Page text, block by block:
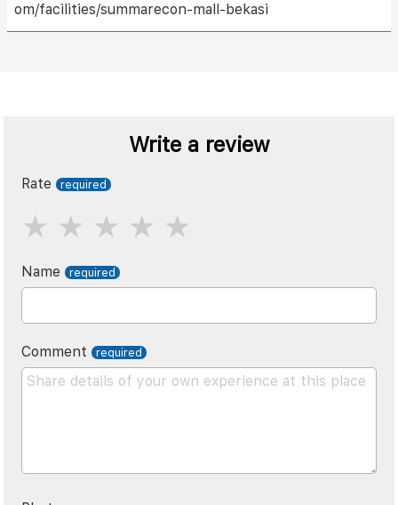
om/facilities/summarecon-mall-bekasi
Write a review
Rate
Name
Comment